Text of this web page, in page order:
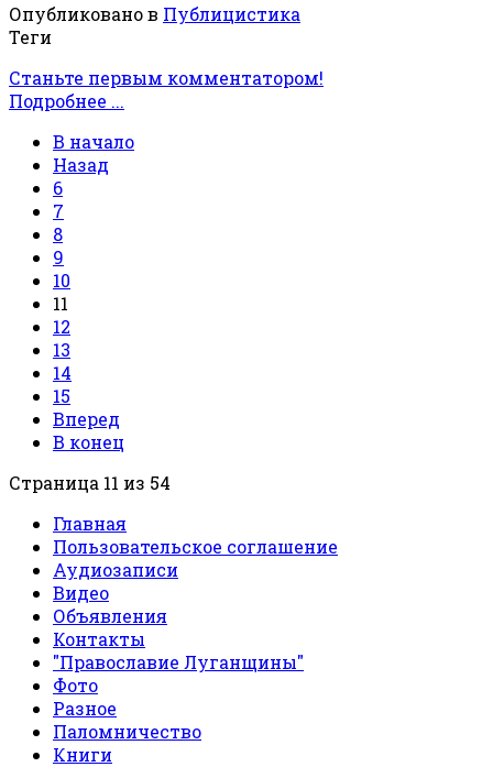
Опубликовано в Публицистика
Теги
Станьте первым комментатором!
Подробнее ...
В начало
Назад
6
7
8
9
10
11
12
13
14
15
Вперед
В конец
Страница 11 из 54
Главная
Пользовательское соглашение
Аудиозаписи
Видео
Объявления
Контакты
"Православие Луганщины"
Фото
Разное
Паломничество
Книги